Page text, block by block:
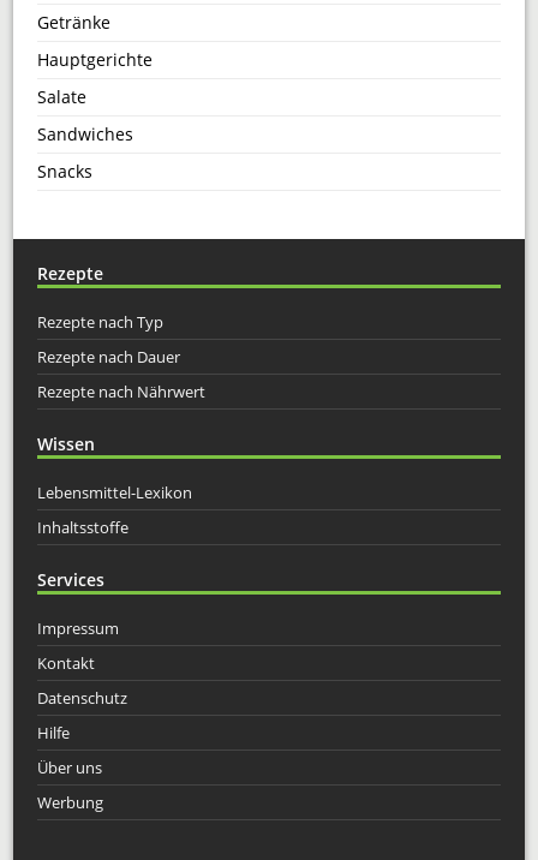
Getränke
Hauptgerichte
Salate
Sandwiches
Snacks
Rezepte
Rezepte nach Typ
Rezepte nach Dauer
Rezepte nach Nährwert
Wissen
Lebensmittel-Lexikon
Inhaltsstoffe
Services
Impressum
Kontakt
Datenschutz
Hilfe
Über uns
Werbung